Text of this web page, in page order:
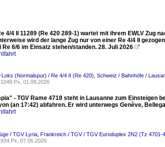
4/4 II 11289 (Re 420 289-1) wartet mit ihrem EWLV Zug
wird der lange Zug nur von einer Re 4/4 II
Re 6/6 im Einsatz stehen/standen. 28. Juli 2026 
Loks (Normalspur) / Re 4/4 II (Re 420) Schweiz / Bahnhöfe /
Px, 01.08.2026
- TGV Rame 4718 steht in Lausanne zum Einsteigen
(an 17:42) abfahren. Er wird unterwegs Genève,
/ TGV Lyria Frankreich / TGV / TGV Euroduplex 2N2 (Tz 4701-
Px, 07.06.2026